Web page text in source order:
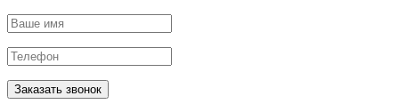
Заказать звонок